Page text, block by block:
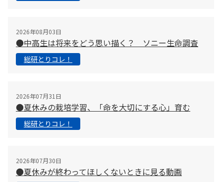
2026年08月03日
●中高生は将来をどう思い描く？ ソニー生命調査
総研とりコレ！
2026年07月31日
●夏休みの栽培学習、「命を大切にする心」育む
総研とりコレ！
2026年07月30日
●夏休みが終わってほしくないときに見る動画